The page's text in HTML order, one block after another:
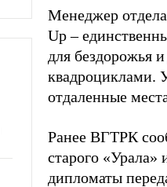
Менеджер
Up –
для бездорожья
квадроциклами.
отдаленные
Ранее ВГТРК
старого «Урала»
дипломаты